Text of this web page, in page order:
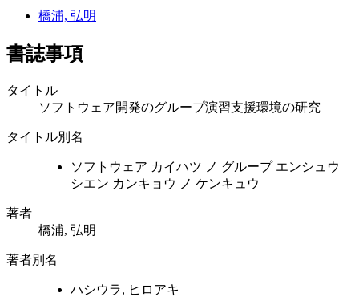
橋浦, 弘明
書誌事項
タイトル
ソフトウェア開発のグループ演習支援環境の研究
タイトル別名
ソフトウェア カイハツ ノ グループ エンシュウ
シエン カンキョウ ノ ケンキュウ
著者
橋浦, 弘明
著者別名
ハシウラ, ヒロアキ